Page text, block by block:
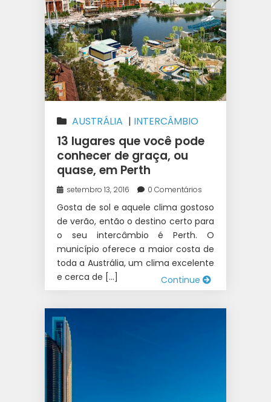
AUSTRÁLIA | INTERCÂMBIO
13 lugares que você pode
conhecer de graça, ou
quase, em Perth
setembro 13, 2016 0 Comentários
Gosta de sol e aquele clima gostoso
de verão, então o destino certo para
o seu intercâmbio é Perth. O
município oferece a maior costa de
toda a Austrália, um clima excelente
e cerca de […]
Continue